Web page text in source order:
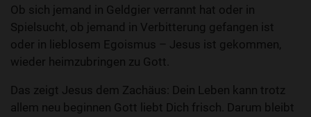
Ob sich jemand in Geldgier verrannt hat oder in
Spielsucht, ob jemand in Verbitterung gefangen ist
oder in lieblosem Egoismus – Jesus ist gekommen,
wieder heimzubringen zu Gott.
Das zeigt Jesus dem Zachäus: Dein Leben kann trotz
allem neu beginnen Gott liebt Dich frisch. Darum bleibt